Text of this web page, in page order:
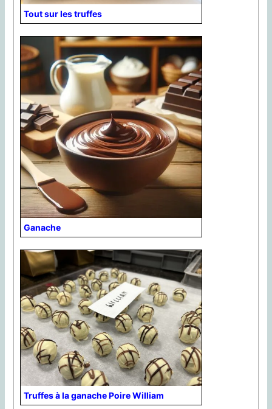
Tout sur les truffes
Ganache
Truffes à la ganache Poire William